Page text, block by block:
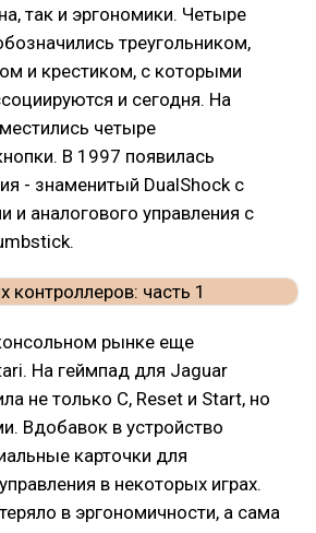
так и эргономики. Четыре
треугольником,
и крестиком, с которыми
и сегодня. На
четыре
В 1997 появилась
- знаменитый DualShock c
и аналогового управления с
рынке еще
На геймпад для Jaguar
не только C, Reset и Start, но
Вдобавок в устройство
карточки для
в некоторых играх.
в эргономичности, а сама